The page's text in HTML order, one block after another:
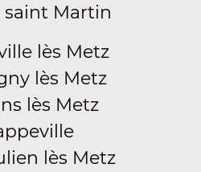
saint Martin
lès Metz
lès Metz
lès Metz
lès Metz